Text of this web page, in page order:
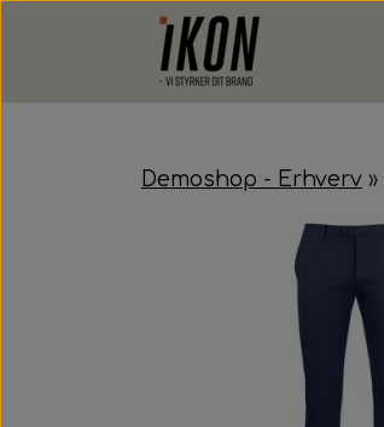
Demoshop - Erhverv